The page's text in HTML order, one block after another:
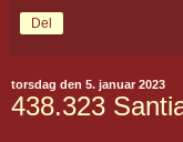
Del
torsdag den 5. januar 2023
438.323